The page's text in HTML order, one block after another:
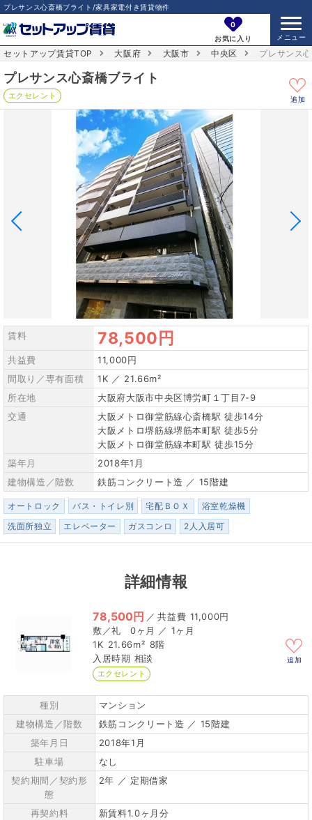
プレサンス心斎橋ブライト/家具家電付き賃貸物件
0
お気に入り
セットアップ賃貸TOP 大阪府 大阪市 中央区 プレサンス
プレサンス心斎橋ブライト
エクセレント 追加
賃料 78,500円
共益費
11,000円
間取り／専有面積
1K ／ 21.66m²
所在地
大阪府大阪市中央区博労町１丁目7-9
交通
大阪メトロ御堂筋線心斎橋駅 徒歩14分
大阪メトロ堺筋線堺筋本町駅 徒歩5分
大阪メトロ御堂筋線本町駅 徒歩15分
築年月
2018年1月
建物構造／階数
鉄筋コンクリート造 ／ 15階建
オートロック バス・トイレ別 宅配ＢＯＸ
浴室乾燥機
洗面所独立
エレベーター ガスコンロ 2人入居可
詳細情報
78,500円 ／
11,000円
0ヶ月 ／ 1ヶ月
1K 21.66m² 8階
相談
エクセレント
追加
種別
マンション
建物構造／階数
鉄筋コンクリート造 ／ 15階建
築年月日
2018年1月
駐車場
なし
契約期間／契約形
態
2年 ／ 定期借家
再契約料
新賃料1.0ヶ月分